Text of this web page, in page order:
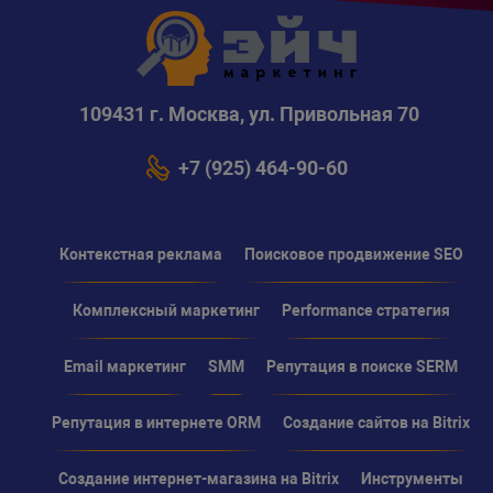
109431 г. Москва, ул. Привольная 70
+7 (925) 464-90-60
Контекстная реклама Поисковое продвижение SEO
Комплексный маркетинг Performance стратегия
Email маркетинг SMM Репутация в поиске SERM
Репутация в интернете ORM Создание сайтов на Bitrix
Создание интернет-магазина на Bitrix Инструменты